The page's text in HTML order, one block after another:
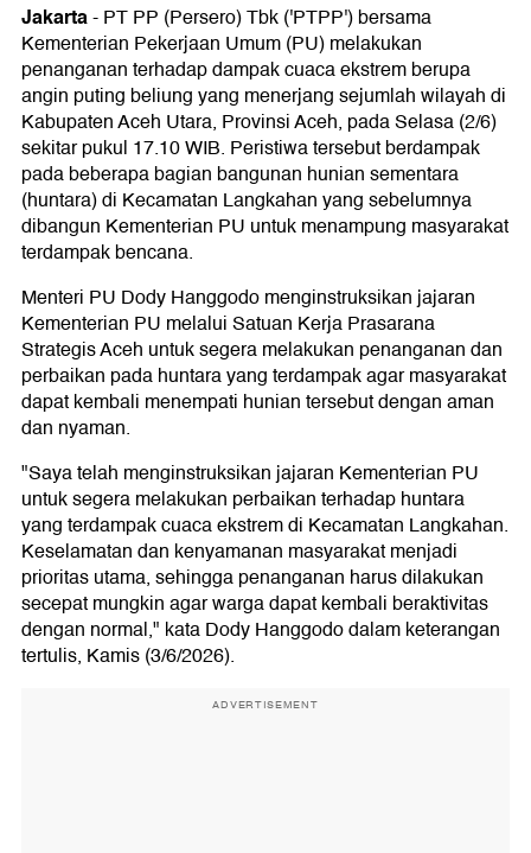
Jakarta-PT PP (Persero) Tbk ('PTPP') bersama
Kementerian Pekerjaan Umum (PU) melakukan
penanganan terhadap dampak cuaca ekstrem berupa
angin puting beliung yang menerjang sejumlah wilayah di
Kabupaten Aceh Utara, Provinsi Aceh, pada Selasa (2/6)
sekitar pukul 17.10 WIB. Peristiwa tersebut berdampak
pada beberapa bagian bangunan hunian sementara
(huntara) di Kecamatan Langkahan yang sebelumnya
dibangun Kementerian PU untuk menampung masyarakat
terdampak bencana.
Menteri PU Dody Hanggodo menginstruksikan jajaran
Kementerian PU melalui Satuan Kerja Prasarana
Strategis Aceh untuk segera melakukan penanganan dan
perbaikan pada huntara yang terdampak agar masyarakat
dapat kembali menempati hunian tersebut dengan aman
dan nyaman.
"Saya telah menginstruksikan jajaran Kementerian PU
untuk segera melakukan perbaikan terhadap huntara
yang terdampak cuaca ekstrem di Kecamatan Langkahan.
Keselamatan dan kenyamanan masyarakat menjadi
prioritas utama, sehingga penanganan harus dilakukan
secepat mungkin agar warga dapat kembali beraktivitas
dengan normal," kata Dody Hanggodo dalam keterangan
tertulis, Kamis (3/6/2026).
ADVERTISEMENT